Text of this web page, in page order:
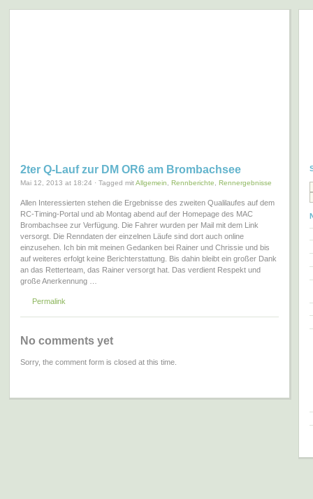
2ter Q-Lauf zur DM OR6 am Brombachsee
Mai 12, 2013 at 18:24 · Tagged mitAllgemein Rennberichte Rennergebnisse
Allen Interessierten stehen die Ergebnisse des zweiten Qualilaufes auf dem
RC-Timing-Portal und ab Montag abend auf der Homepage des MAC
Brombachsee zur Verfügung. Die Fahrer wurden per Mail mit dem Link
versorgt. Die Renndaten der einzelnen Läufe sind dort auch online
einzusehen. Ich bin mit meinen Gedanken bei Rainer und Chrissie und bis
auf weiteres erfolgt keine Berichterstattung. Bis dahin bleibt ein großer Dank
an das Retterteam, das Rainer versorgt hat. Das verdient Respekt und
große Anerkennung …
Permalink
No comments yet
Sorry, the comment form is closed at this time.